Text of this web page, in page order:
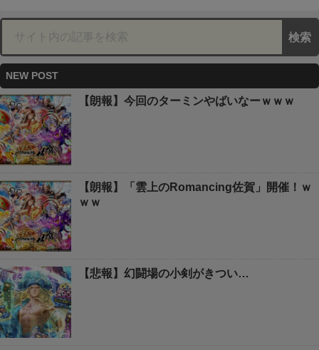
NEW POST
【朗報】今回のターミンやばいなーｗｗｗ
【朗報】「雲上のRomancing佐賀」開催！ｗ
ｗｗ
【悲報】幻闘場の小剣がきつい…